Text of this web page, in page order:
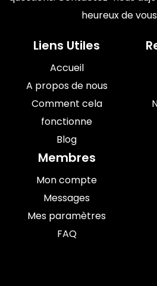
heureux de
Liens Utiles
Accueil
A propos de nous
Comment cela
fonctionne
Blog
Membres
Mon compte
Messages
Mes paramètres
FAQ